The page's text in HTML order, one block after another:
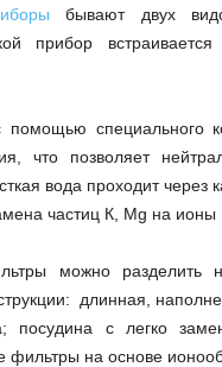
бывают двух
прибор
специального
что позволяет
вода проходит через
частиц К, Мg на ионы
можно разделить
длинная,
посудина с легко
фильтры на основе